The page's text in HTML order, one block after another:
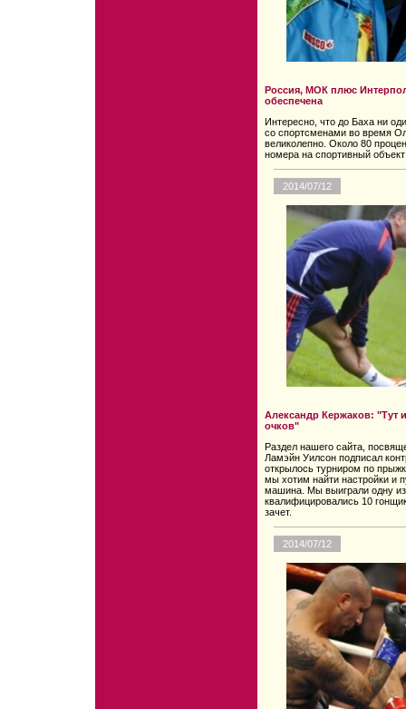
Россия, МОК плюс
обеспечена
Интересно, что до Баха ни
со спортсменами во время
великолепно. Около 80
номера на спортивный
2014/07/12
Александр Кержаков: "Тут
очков"
Раздел нашего сайта,
Ламэйн Уилсон подписал
открылось турниром по
мы хотим найти настройки и
машина. Мы выиграли одну
квалифицировались 10
зачет.
2014/07/12